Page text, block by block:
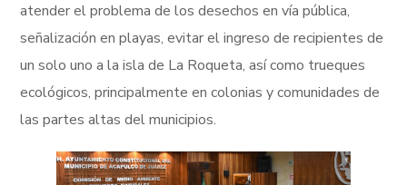
atender el problema de los desechos en vía pública,
señalización en playas, evitar el ingreso de recipientes de
un solo uno a la isla de La Roqueta, así como trueques
ecológicos, principalmente en colonias y comunidades de
las partes altas del municipios.